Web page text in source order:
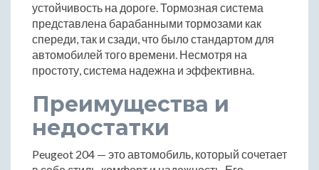
устойчивость на дороге. Тормозная система
представлена барабанными тормозами как
спереди, так и сзади, что было стандартом для
автомобилей того времени. Несмотря на
простоту, система надежна и эффективна.
Преимущества и
недостатки
Peugeot 204 — это автомобиль, который сочетает